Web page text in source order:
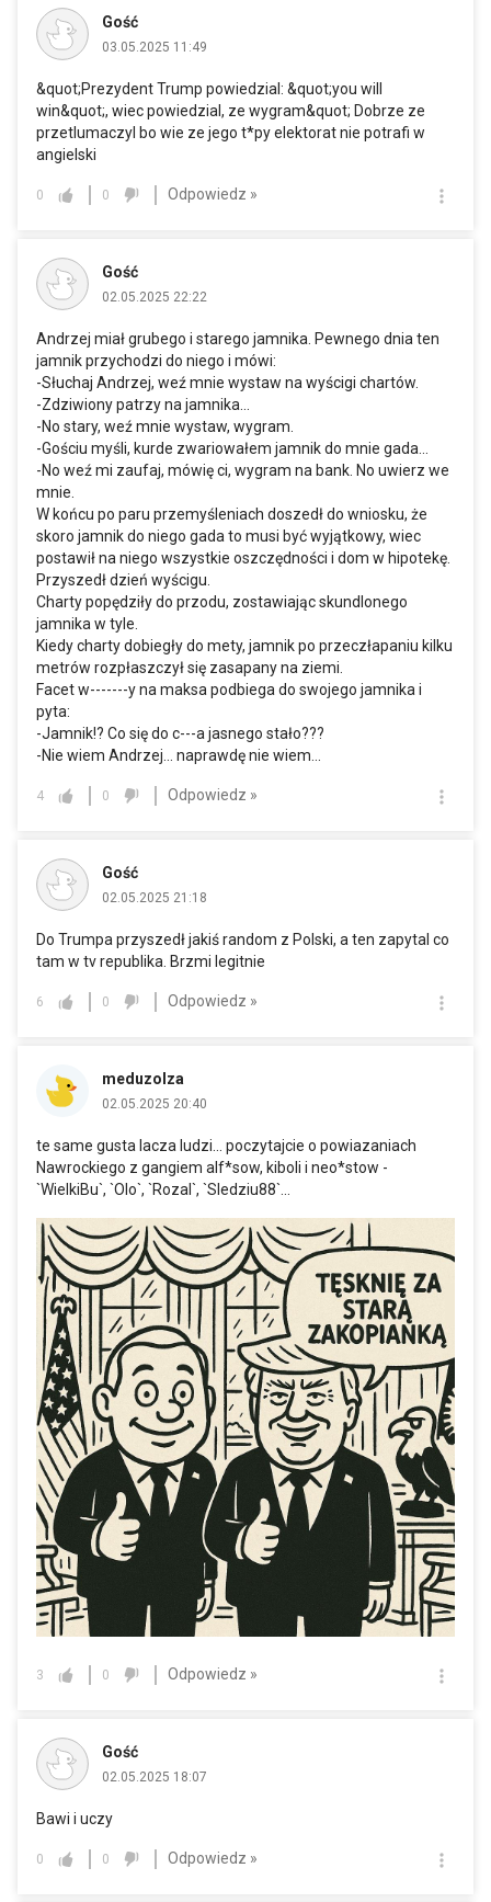
Gość
03.05.2025 11:49
&quot;Prezydent Trump powiedzial: &quot;you will
win&quot;, wiec powiedzial, ze wygram&quot; Dobrze ze
przetlumaczyl bo wie ze jego t*py elektorat nie potrafi w
angielski
0 0 Odpowiedz »
Gość
02.05.2025 22:22
Andrzej miał grubego i starego jamnika. Pewnego dnia ten
jamnik przychodzi do niego i mówi:
-Słuchaj Andrzej, weź mnie wystaw na wyścigi chartów.
-Zdziwiony patrzy na jamnika...
-No stary, weź mnie wystaw, wygram.
-Gościu myśli, kurde zwariowałem jamnik do mnie gada...
-No weź mi zaufaj, mówię ci, wygram na bank. No uwierz we
mnie.
W końcu po paru przemyśleniach doszedł do wniosku, że
skoro jamnik do niego gada to musi być wyjątkowy, wiec
postawił na niego wszystkie oszczędności i dom w hipotekę.
Przyszedł dzień wyścigu.
Charty popędziły do przodu, zostawiając skundlonego
jamnika w tyle.
Kiedy charty dobiegły do mety, jamnik po przeczłapaniu kilku
metrów rozpłaszczył się zasapany na ziemi.
Facet w-------y na maksa podbiega do swojego jamnika i
pyta:
-Jamnik!? Co się do c---a jasnego stało???
-Nie wiem Andrzej... naprawdę nie wiem...
4 0 Odpowiedz »
Gość
02.05.2025 21:18
Do Trumpa przyszedł jakiś random z Polski, a ten zapytal co
tam w tv republika. Brzmi legitnie
6 0 Odpowiedz »
meduzolza
02.05.2025 20:40
te same gusta lacza ludzi... poczytajcie o powiazaniach
Nawrockiego z gangiem alf*sow, kiboli i neo*stow -
`WielkiBu`, `Olo`, `Rozal`, `Sledziu88`...
3 0 Odpowiedz »
Gość
02.05.2025 18:07
Bawi i uczy
0 0 Odpowiedz »